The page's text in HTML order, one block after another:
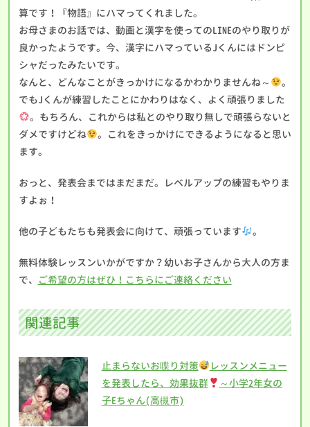
算です！『物語』にハマってくれました。
お母さまのお話では、動画と漢字を使ってのLINEのやり取りが
良かったようです。今、漢字にハマっているJくんにはドンピ
シャだったみたいです。
なんと、どんなことがきっかけになるかわかりませんね～
。
でもJくんが練習したことにかわりはなく、よく頑張りました
。もちろん、これからは私とのやり取り無しで頑張らないと
ダメですけどね
。これをきっかけにできるようになると思い
ます。
おっと、発表会まではまだまだ。レベルアップの練習もやりま
すよぉ！
他の子どもたちも発表会に向けて、頑張っています 。
無料体験レッスンいかがですか？幼いお子さんから大人の方ま
で、 ご希望の方はぜひ！こちらにご連絡ください
関連記事
止まらないお喋り対策
レッスンメニュー
を発表したら、効果抜群
～小学2年女の
子Eちゃん(高槻市)